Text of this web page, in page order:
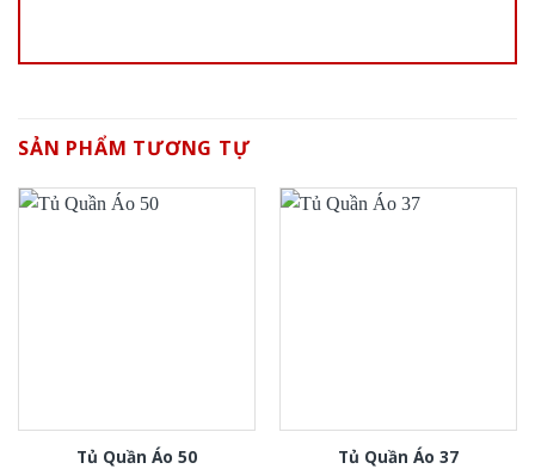
SẢN PHẨM TƯƠNG TỰ
Tủ Quần Áo 50 Tủ Quần Áo 37